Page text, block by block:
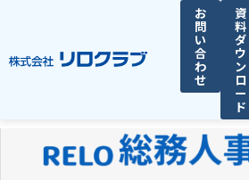
お
問
い
合
わ
せ
資
料
ダ
ウ
ン
ロ
ー
ド
選ばれる理由
サービス一覧